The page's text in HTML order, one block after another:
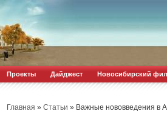
Проекты Дайджест Новосибирский
Главная » Статьи » Важные нововведения в